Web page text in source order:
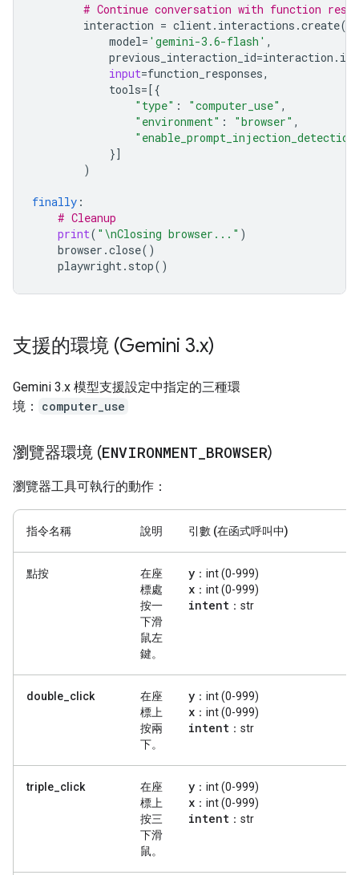
# Continue conversation with function
interaction = client. interactions .create(
model= 'gemini-3.6-flash' ,
previous_interaction_id=interaction . id
input=function_responses,
tools=[{
"type" : "computer_use" ,
"environment" : "browser" ,
}]
)
finally :
# Cleanup
print( " \nClosing browser..." )
browser .close()
playwright. stop()
支援的環境 (Gemini 3.x)
Gemini 3.x 模型支援設定中指定的三種環
境：
computer_use
瀏覽器環境 (ENVIRONMENT BROWSER)
瀏覽器工具可執行的動作：
指令名稱 說明 引數 (在函式呼叫中)
點按
在座
標處
按一
下滑
鼠左
鍵。
y ：int (0-999)
x ：int (0-999)
intent ：str
double_click
在座
標上
按兩
下。
y ：int (0-999)
x ：int (0-999)
intent ：str
triple_click
在座
標上
按三
下滑
鼠。
y ：int (0-999)
x ：int (0-999)
intent ：str